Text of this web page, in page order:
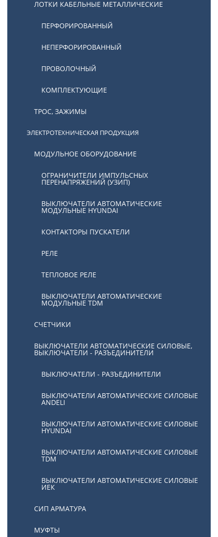
ЛОТКИ КАБЕЛЬНЫЕ МЕТАЛЛИЧЕСКИЕ
ПЕРФОРИРОВАННЫЙ
НЕПЕРФОРИРОВАННЫЙ
ПРОВОЛОЧНЫЙ
КОМПЛЕКТУЮЩИЕ
ТРОС, ЗАЖИМЫ
ЭЛЕКТРОТЕХНИЧЕСКАЯ ПРОДУКЦИЯ
МОДУЛЬНОЕ ОБОРУДОВАНИЕ
ОГРАНИЧИТЕЛИ ИМПУЛЬСНЫХ
ПЕРЕНАПРЯЖЕНИЙ (УЗИП)
ВЫКЛЮЧАТЕЛИ АВТОМАТИЧЕСКИЕ
МОДУЛЬНЫЕ HYUNDAI
КОНТАКТОРЫ ПУСКАТЕЛИ
РЕЛЕ
ТЕПЛОВОЕ РЕЛЕ
ВЫКЛЮЧАТЕЛИ АВТОМАТИЧЕСКИЕ
МОДУЛЬНЫЕ TDM
СЧЕТЧИКИ
ВЫКЛЮЧАТЕЛИ АВТОМАТИЧЕСКИЕ СИЛОВЫЕ,
ВЫКЛЮЧАТЕЛИ - РАЗЪЕДИНИТЕЛИ
ВЫКЛЮЧАТЕЛИ - РАЗЪЕДИНИТЕЛИ
ВЫКЛЮЧАТЕЛИ АВТОМАТИЧЕСКИЕ СИЛОВЫЕ
ANDELI
ВЫКЛЮЧАТЕЛИ АВТОМАТИЧЕСКИЕ СИЛОВЫЕ
HYUNDAI
ВЫКЛЮЧАТЕЛИ АВТОМАТИЧЕСКИЕ СИЛОВЫЕ
TDM
ВЫКЛЮЧАТЕЛИ АВТОМАТИЧЕСКИЕ СИЛОВЫЕ
ИЕК
СИП АРМАТУРА
МУФТЫ